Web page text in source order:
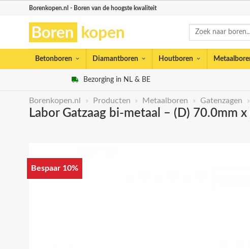
Borenkopen.nl - Boren van de hoogste kwaliteit
Zoeken
Betonboren Diamantboren Houtboren
Bezorging in NL & BE
Borenkopen.nl » Producten » Metaalboren » Gatenzagen »
Labor Gatzaag bi-metaal – (D) 70.0mm
Bespaar 10%